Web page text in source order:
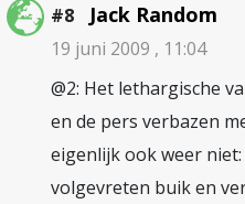
#8 Jack Random
19 juni 2009 , 11:04
@2: Het lethargische
en de pers verbazen
eigenlijk ook weer
volgevreten buik en